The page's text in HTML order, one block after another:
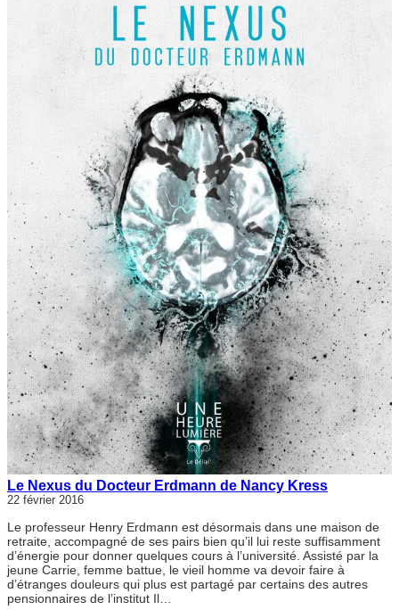
Le Nexus du Docteur Erdmann de Nancy Kress
22 février 2016
Le professeur Henry Erdmann est désormais dans une maison de
retraite, accompagné de ses pairs bien qu’il lui reste suffisamment
d’énergie pour donner quelques cours à l’université. Assisté par la
jeune Carrie, femme battue, le vieil homme va devoir faire à
d’étranges douleurs qui plus est partagé par certains des autres
pensionnaires de l’institut Il…